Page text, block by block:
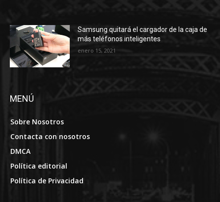
Samsung quitará el cargador de la caja de
más teléfonos inteligentes
enero 15, 2021
MENÚ
Sobre Nosotros
Contacta con nosotros
DMCA
Política editorial
Política de Privacidad